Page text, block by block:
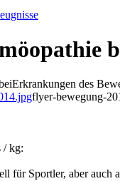
des
flyer-bewegung-
/ kg:
für Sportler, aber auch